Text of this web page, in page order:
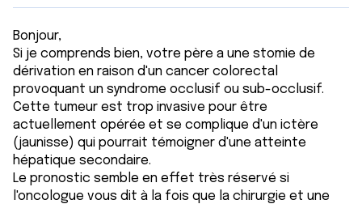
Bonjour,
Si je comprends bien, votre père a une stomie de
dérivation en raison d'un cancer colorectal
provoquant un syndrome occlusif ou sub-occlusif.
Cette tumeur est trop invasive pour être
actuellement opérée et se complique d'un ictère
(jaunisse) qui pourrait témoigner d'une atteinte
hépatique secondaire.
Le pronostic semble en effet très réservé si
l'oncologue vous dit à la fois que la chirurgie et une